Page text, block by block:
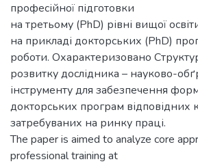
професійної підготовки
на третьому (PhD) рівні вищої
на прикладі докторських (PhD)
роботи. Охарактеризовано
розвитку дослідника – науково-
інструменту для забезпечення
докторських програм відповідних
затребуваних на ринку праці.
The paper is aimed to analyze core
professional training at